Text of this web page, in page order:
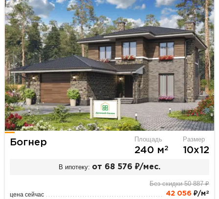
Богнер Площадь
240 м2
Размер
10х12
В ипотеку: от 68 576 ₽/мес.
Без скидки 50 887 ₽
цена сейчас 42 056 ₽/м 2